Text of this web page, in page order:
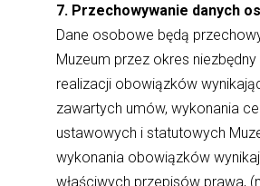
7. Przechowywanie danych
Dane osobowe będą
Muzeum przez okres niezbędny
realizacji obowiązków
zawartych umów, wykonania
ustawowych i statutowych
wykonania obowiązków
właściwych przepisów prawa,